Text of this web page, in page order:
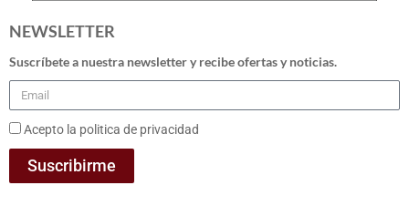
NEWSLETTER
Suscríbete a nuestra newsletter y recibe ofertas y noticias.
Acepto la politica de privacidad
Suscribirme